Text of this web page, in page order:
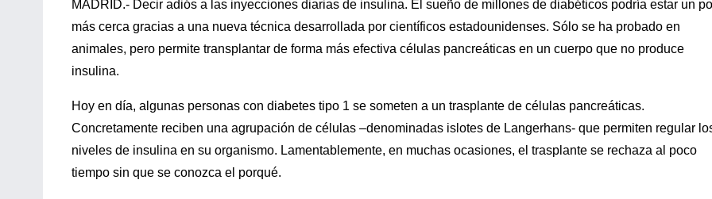
MADRID.- Decir adiós a las inyecciones diarias de insulina. El sueño de millones de diabéticos podría estar un
más cerca gracias a una nueva técnica desarrollada por científicos estadounidenses. Sólo se ha probado en
animales, pero permite transplantar de forma más efectiva células pancreáticas en un cuerpo que no produce
insulina.
Hoy en día, algunas personas con diabetes tipo 1 se someten a un trasplante de células pancreáticas.
Concretamente reciben una agrupación de células –denominadas islotes de Langerhans- que permiten regular
niveles de insulina en su organismo. Lamentablemente, en muchas ocasiones, el trasplante se rechaza al poco
tiempo sin que se conozca el porqué.